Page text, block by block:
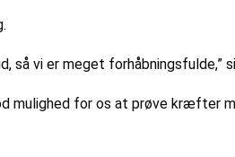
så vi er meget forhåbningsfulde,”
mulighed for os at prøve kræfter